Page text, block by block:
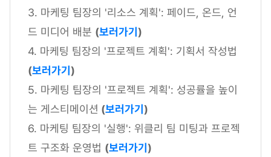
3. 마케팅 팀장의 '리소스 계획': 페이드, 온드, 언
드 미디어 배분 (보러가기)
4. 마케팅 팀장의 '프로젝트 계획': 기획서 작성법
(보러가기)
5. 마케팅 팀장의 '프로젝트 계획': 성공률을 높이
는 게스티메이션 (보러가기)
6. 마케팅 팀장의 '실행': 위클리 팀 미팅과 프로젝
트 구조화 운영법 (보러가기)